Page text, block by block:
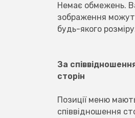
Немає обмежень.
зображення
будь-якого
За
сторін
Позиції меню
співвідношення